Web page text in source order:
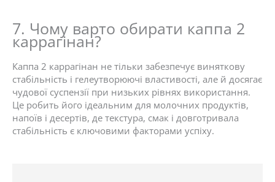
7. Чому варто обирати каппа 2
каррагінан?
Каппа 2 каррагінан не тільки забезпечує виняткову
стабільність і гелеутворюючі властивості, але й досягає
чудової суспензії при низьких рівнях використання.
Це робить його ідеальним для молочних продуктів,
напоїв і десертів, де текстура, смак і довготривала
стабільність є ключовими факторами успіху.